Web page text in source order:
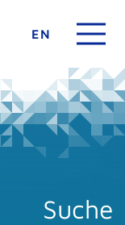
EN
Suche